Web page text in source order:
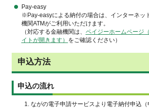
Pay-easy
※Pay-easyによる納付の場合は、インターネッ
機関ATMがご利用いただけます。
（対応する金融機関は、 ペイジーホームページ
イトが開きます） をご確認ください）
申込方法
申込の流れ
ながの電子申請サービスより電子納付申込